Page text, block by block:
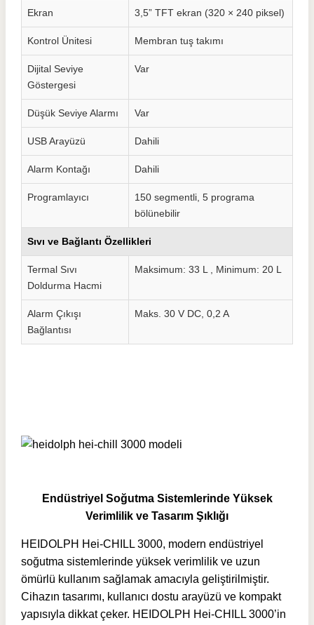
Ekran 3,5” TFT ekran (320 × 240 piksel)
Kontrol Ünitesi Membran tuş takımı
Dijital Seviye
Göstergesi
Var
Düşük Seviye Alarmı Var
USB Arayüzü Dahili
Alarm Kontağı Dahili
Programlayıcı
150 segmentli, 5 programa
bölünebilir
Sıvı ve Bağlantı Özellikleri
Termal Sıvı
Doldurma Hacmi
Maksimum: 33 L , Minimum: 20 L
Alarm Çıkışı
Bağlantısı
Maks. 30 V DC, 0,2 A
Endüstriyel Soğutma Sistemlerinde Yüksek
Verimlilik ve Tasarım Şıklığı
HEIDOLPH Hei-CHILL 3000, modern endüstriyel
soğutma sistemlerinde yüksek verimlilik ve uzun
ömürlü kullanım sağlamak amacıyla geliştirilmiştir.
Cihazın tasarımı, kullanıcı dostu arayüzü ve kompakt
yapısıyla dikkat çeker. HEIDOLPH Hei-CHILL 3000’in